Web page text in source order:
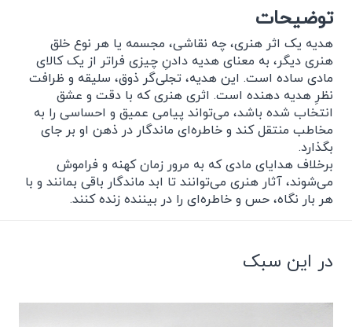
توضیحات
هدیه یک اثر هنری، چه نقاشی، مجسمه یا هر نوع خلق
هنری دیگر، به معنای هدیه دادنِ چیزی فراتر از یک کالای
مادی ساده است. این هدیه، تجلی‌گر ذوق، سلیقه و ظرافت
نظرِ هدیه دهنده است. اثری هنری که با دقت و عشق
انتخاب شده باشد، می‌تواند پیامی عمیق و احساسی را به
مخاطب منتقل کند و خاطره‌ای ماندگار در ذهن او بر جای
بگذارد.
برخلاف هدایای مادی که به مرور زمان کهنه و فراموش
می‌شوند، آثار هنری می‌توانند تا ابد ماندگار باقی بمانند و با
هر بار نگاه، حس و خاطره‌ای را در بیننده زنده کنند.
در این سبک